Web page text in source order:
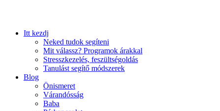
Itt kezdj
Neked tudok segíteni
Mit válassz? Programok árakkal
Stresszkezelés, feszültségoldás
Tanulást segítő módszerek
Blog
Önismeret
Várandósság
Baba